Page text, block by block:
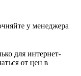
у менеджера
для интернет-
от цен в